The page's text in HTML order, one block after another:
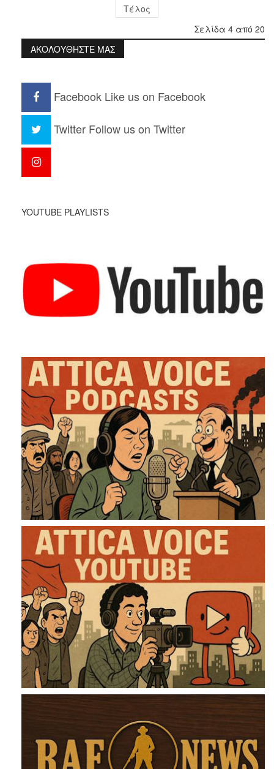
Τέλος
Σελίδα 4 από 20
ΑΚΟΛΟΥΘΗΣΤΕ ΜΑΣ
Facebook Like us on Facebook
Twitter Follow us on Twitter
YOUTUBE PLAYLISTS